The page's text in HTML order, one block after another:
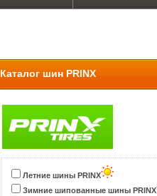
Каталог шин PRINX
Летние шины PRINX
Зимние шипованные шины PRINX